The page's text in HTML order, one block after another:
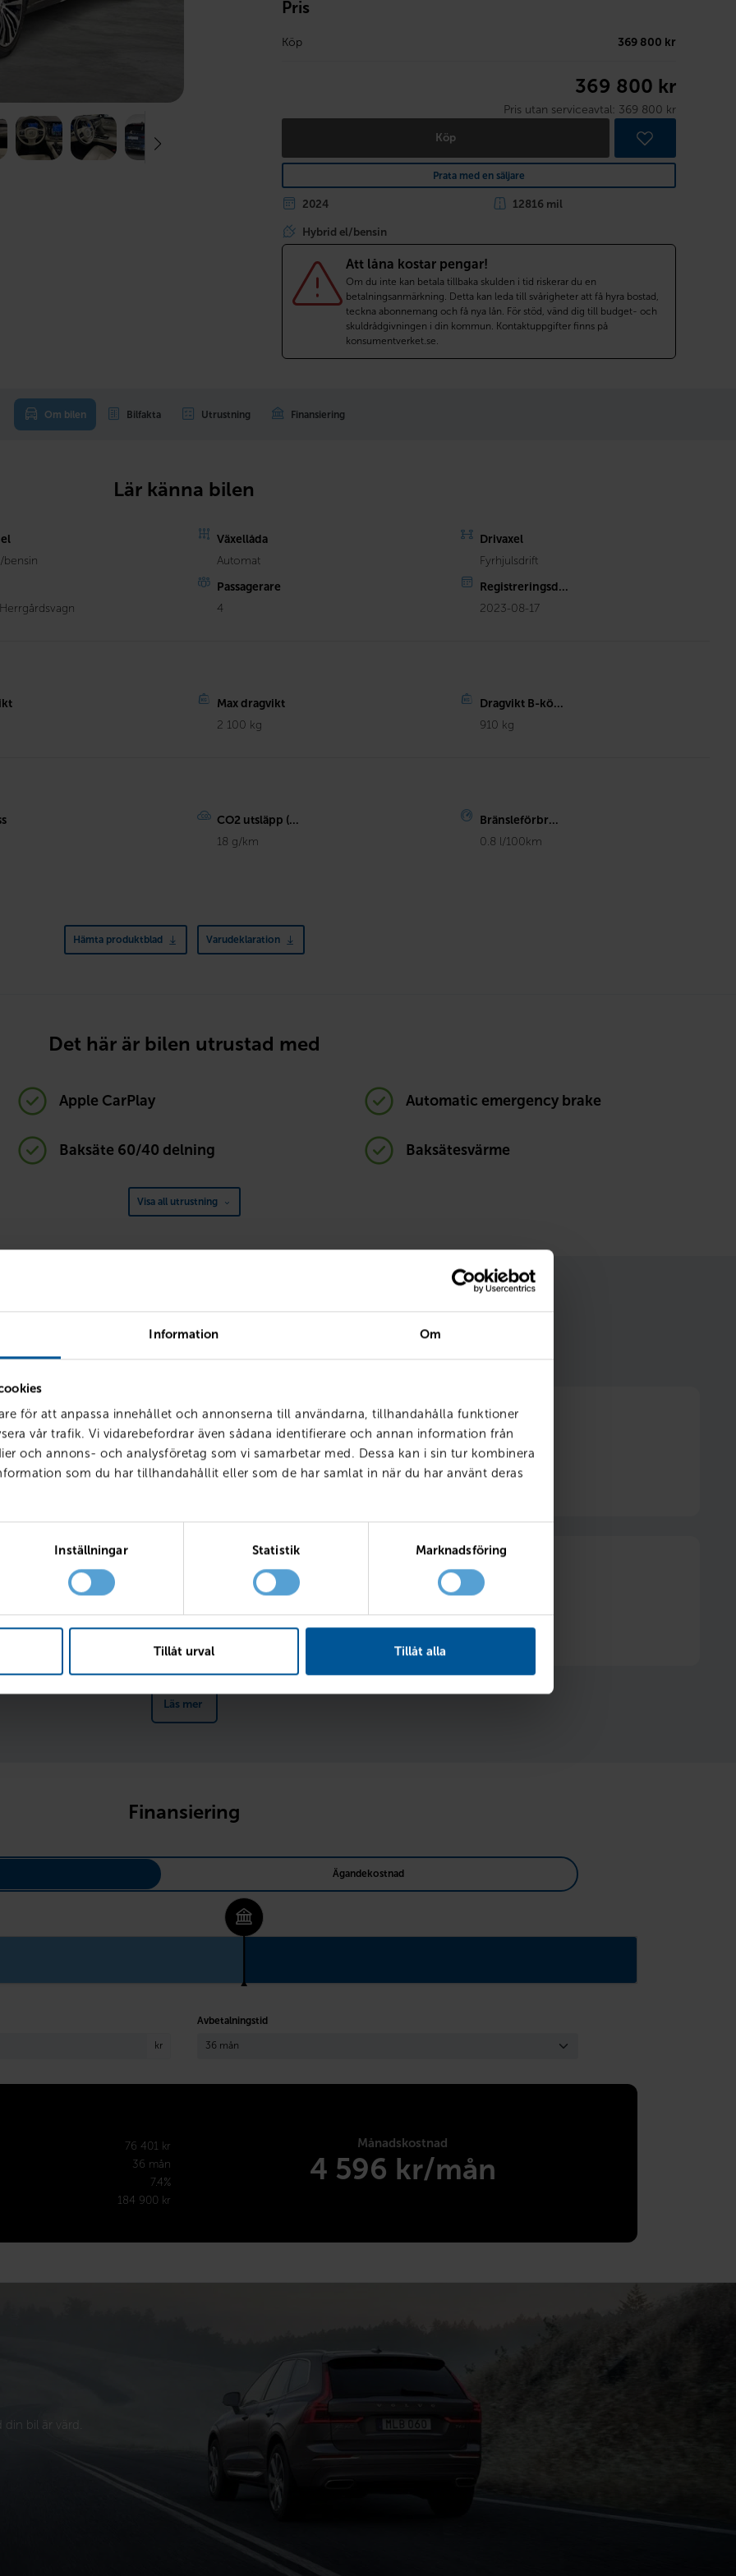
Information Om
för att anpassa innehållet och annonserna till användarna, tillhandahålla funktioner
vår trafik. Vi vidarebefordrar även sådana identifierare och annan information från
och annons- och analysföretag som vi samarbetar med. Dessa kan i sin tur kombinera
som du har tillhandahållit eller som de har samlat in när du har använt deras
Inställningar Statistik Marknadsföring
Tillåt urval Tillåt alla
Pris
Köp 369 800 kr
369 800 kr
Pris utan serviceavtal: 369 800 kr
Köp
Prata med en säljare
2024
12816 mil
Hybrid el/bensin
Att låna kostar pengar!
Om du inte kan betala tillbaka skulden i tid riskerar du en
betalningsanmärkning. Detta kan leda till svårigheter att få hyra bostad,
teckna abonnemang och få nya lån. För stöd, vänd dig till budget- och
skuldrådgivningen i din kommun. Kontaktuppgifter finns på
konsumentverket.se.
Om bilen Bilfakta Utrustning Finansiering
Lär känna bilen
bensin
Växellåda
Automat
Drivaxel
Fyrhjulsdrift
Passagerare
4
Registreringsd...
2023-08-17
Max dragvikt
2 100 kg
Dragvikt B-kö...
910 kg
CO2 utsläpp (...
18 g/km
Bränsleförbr...
0.8 l/100km
Hämta produktblad Varudeklaration
Det här är bilen utrustad med
Apple CarPlay Automatic emergency brake
Baksäte 60/40 delning Baksätesvärme
Visa all utrustning
försäkring och service hos oss får du smarta förmåner som gör ditt bilägande
6 månader fri försäkring
Hjulskifte ingår
Läs mer
Finansiering
Ägandekostnad
kr
Avbetalningstid
76 401 kr
36 mån
7.4%
184 900 kr
Månadskostnad
4 596 kr/mån
bil är värd.